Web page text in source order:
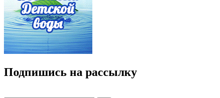
Подпишись на рассылку